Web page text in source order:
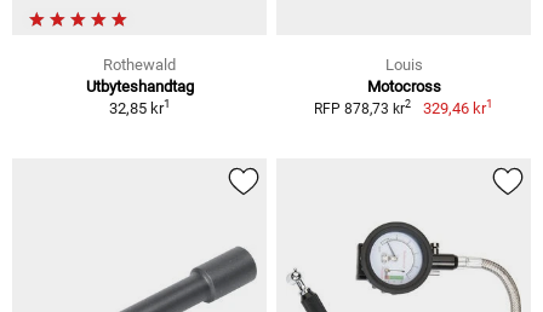
Rothewald
Utbyteshandtag
32,85 kr1
Louis
Motocross
RFP 878,73 kr2 329,46 kr1